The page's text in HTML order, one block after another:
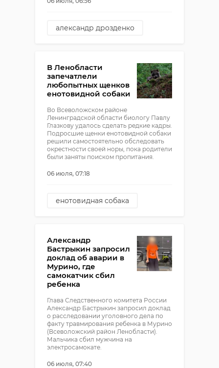
александр дрозденко
В Ленобласти
запечатлели
любопытных щенков
енотовидной собаки
Во Всеволожском районе
Ленинградской области биологу Павлу
Глазкову удалось сделать редкие кадры.
Подросшие щенки енотовидной собаки
решили самостоятельно обследовать
окрестности своей норы, пока родители
были заняты поиском пропитания.
06 июля, 07:18
енотовидная собака
животные
Александр
Бастрыкин запросил
доклад об аварии в
Мурино, где
самокатчик сбил
ребенка
Глава Следственного комитета России
Александр Бастрыкин запросил доклад
о расследовании уголовного дела по
факту травмирования ребенка в Мурино
(Всеволожский район Ленобласти).
Мальчика сбил мужчина на
электросамокате.
06 июля, 07:40